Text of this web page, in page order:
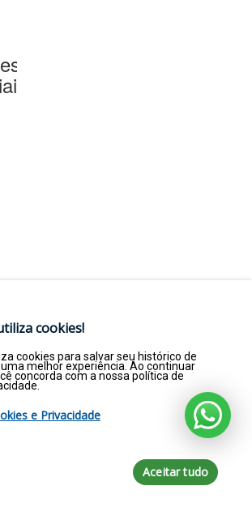
2026. Empregar Já Estágios e
- CNPJ 22.369.844/0001-47 - Todos
por empregarja.com
cookies!
cookies para salvar seu histórico de
melhor experiência. Ao continuar
concorda com a nossa política de
e Privacidade
Aceitar tudo